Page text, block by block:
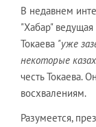
В недавнем
"Хабар"
Токаева "уже
некоторые
честь Токаева.
восхвалениям.
Разумеется,